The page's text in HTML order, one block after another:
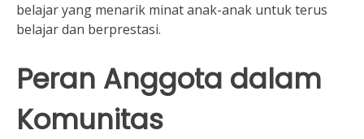
belajar yang menarik minat anak-anak untuk terus
belajar dan berprestasi.
Peran Anggota dalam
Komunitas